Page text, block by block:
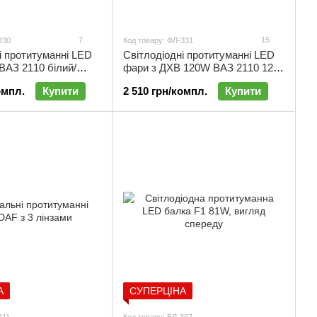
7
протитуманні LED
2110 білий/
(комплект 2 шт) |
Купити
Код товару: ФЛ-331 15
Світлодіодні протитуманні LED
фари з ДХВ 120W ВАЗ 2110 12-
24V (комплект 2 шт) | ФЛ-331
2 510 грн/компл.
Купити
СУПЕРЦІНА